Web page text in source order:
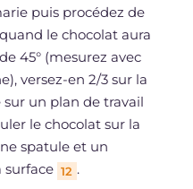
puis procédez de
le chocolat aura
45° (mesurez avec
versez-en 2/3 sur la
un plan de travail
le chocolat sur la
spatule et un
surface 12 .